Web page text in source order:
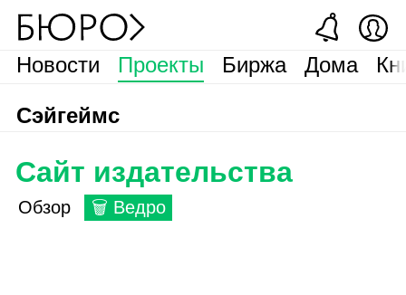
Новости Проекты Биржа Дома
Сэйгеймс
Сайт издательства
Обзор 🗑 Ведро